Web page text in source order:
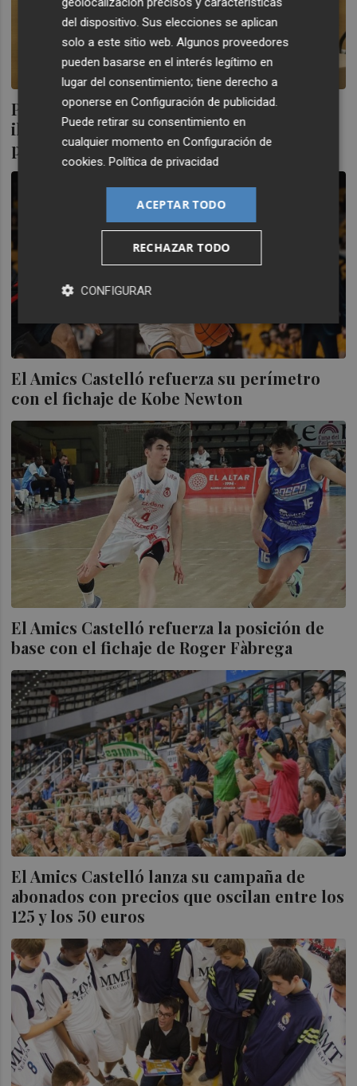
Pichel, presentado en el Amics: "Estoy
ilusionado de estar en Castelló; es un
proyecto muy bonito"
El Amics Castelló refuerza su perímetro
con el fichaje de Kobe Newton
El Amics Castelló refuerza la posición de
base con el fichaje de Roger Fàbrega
El Amics Castelló lanza su campaña de
abonados con precios que oscilan entre los
125 y los 50 euros
del dispositivo. Sus elecciones se aplican
solo a este sitio web. Algunos proveedores
pueden basarse en el interés legítimo en
lugar del consentimiento; tiene derecho a
oponerse enConfiguración de publicidad.
Puede retirar su consentimiento en
cualquier momento enConfiguración de
cookies.Política de privacidad
ACEPTAR TODO
RECHAZAR TODO
CONFIGURAR